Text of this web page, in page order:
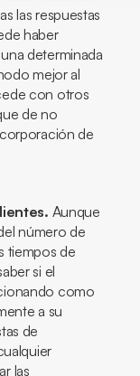
las respuestas
haber
determinada
mejor al
con otros
de no
de
Aunque
número de
tiempos de
si el
como
a su
de
las